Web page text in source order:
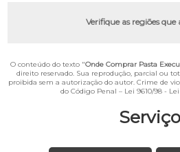
Verifique as regiões que
O conteúdo do texto "Onde Comprar Pasta
direito reservado. Sua reprodução, parcial ou
proibida sem a autorização do autor. Crime de
do Código Penal – Lei 9610/98 -